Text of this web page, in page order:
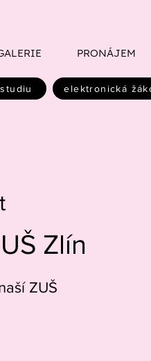
PRONÁJEM
elektronická
Zlín
ZUŠ